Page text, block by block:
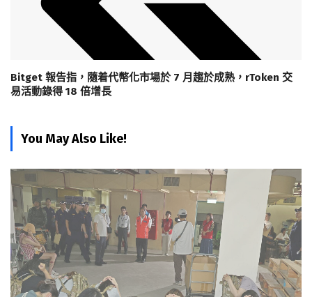
Bitget 報告指，隨着代幣化市場於 7 月趨於成熟，rToken 交
易活動錄得 18 倍增長
You May Also Like!